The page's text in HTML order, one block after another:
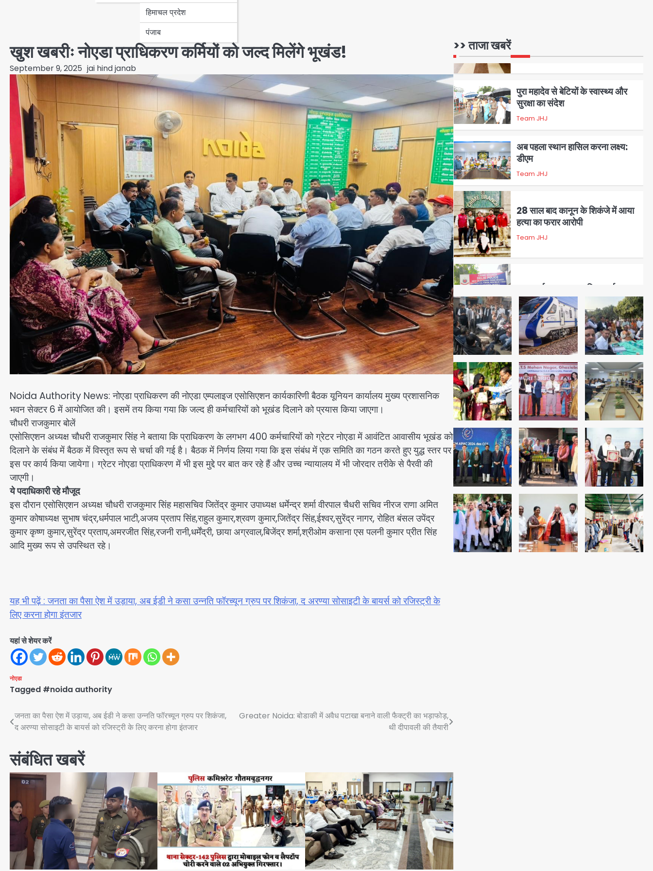
हिमाचल प्रदेश
पंजाब
खुश खबरीः नोएडा प्राधिकरण कर्मियों को जल्द मिलेंगे भूखंड!
September 9, 2025 jai hind janab
Noida Authority News: नोएडा प्राधिकरण की नोएडा एम्पलाइज एसोसिएशन कार्यकारिणी बैठक यूनियन कार्यालय मुख्य प्रशासनिक
भवन सेक्टर 6 में आयोजित की। इसमें तय किया गया कि जल्द ही कर्मचारियों को भूखंड दिलाने को प्रयास किया जाएगा।
चौधरी राजकुमार बोलें
एसोसिएशन अध्यक्ष चौधरी राजकुमार सिंह ने बताया कि प्राधिकरण के लगभग 400 कर्मचारियों को ग्रेटर नोएडा में आवंटित आवासीय भूखंड को
दिलाने के संबंध में बैठक में विस्तृत रूप से चर्चा की गई है। बैठक में निर्णय लिया गया कि इस संबंध में एक समिति का गठन करते हुए युद्ध स्तर पर
इस पर कार्य किया जायेगा। ग्रेटर नोएडा प्राधिकरण में भी इस मुद्दे पर बात कर रहे हैं और उच्च न्यायालय में भी जोरदार तरीके से पैरवी की
जाएगी।
ये पदाधिकारी रहे मौजूद
इस दौरान एसोसिएशन अध्यक्ष चौधरी राजकुमार सिंह महासचिव जितेंद्र कुमार उपाध्यक्ष धर्मेन्द्र शर्मा वीरपाल चैधरी सचिव नीरज राणा अमित
कुमार कोषाध्यक्ष सुभाष चंद्र,धर्मपाल भाटी,अजय प्रताप सिंह,राहुल कुमार,श्रवण कुमार,जितेंद्र सिंह,ईश्वर,सुरेंद्र नागर, रोहित बंसल उपेंद्र
कुमार कृष्ण कुमार,सुरेंद्र प्रताप,अमरजीत सिंह,रजनी रानी,धर्मेंद्री, छाया अग्रवाल,बिजेंद्र शर्मा,श्रीओम कसाना एस पलनी कुमार प्रीत सिंह
आदि मुख्य रूप से उपस्थित रहे।
यह भी पढ़ें : जनता का पैसा ऐश में उड़ाया, अब ईडी ने कसा उन्नति फॉरच्यून ग्रुप पर शिकंजा, द अरण्या सोसाइटी के बायर्स को रजिस्ट्री के
लिए करना होगा इंतजार
यहां से शेयर करें
नोएडा
Tagged #noida authority
Post
navigation
जनता का पैसा ऐश में उड़ाया, अब ईडी ने कसा उन्नति फॉरच्यून ग्रुप पर शिकंजा,
द अरण्या सोसाइटी के बायर्स को रजिस्ट्री के लिए करना होगा इंतजार
Greater Noida: बोडाकी में अवैध पटाखा बनाने वाली फैक्ट्री का भड़ाफोड़,
थी दीपावली की तैयारी
संबंधित खबरें
>> ताजा खबरें
2
अब पहला स्थान हासिल करना लक्ष्य:
डीएम
Team JHJ
28 साल बाद कानून के शिकंजे में आया
हत्या का फरार आरोपी
4
डबल मर्डर का मुख्य साजिशकर्ता
Team JHJ
5
रोहित चौधरी गैंग का कुख्यात बदमाश
राजस्थान से गिरफ्तार
Team JHJ
1
पुरा महादेव से बेटियों के स्वास्थ्य और
सुरक्षा का संदेश
Team JHJ
अब पहला स्थान हासिल करना लक्ष्य:
डीएम
Team JHJ
3
28 साल बाद कानून के शिकंजे में आया
हत्या का फरार आरोपी
Team JHJ